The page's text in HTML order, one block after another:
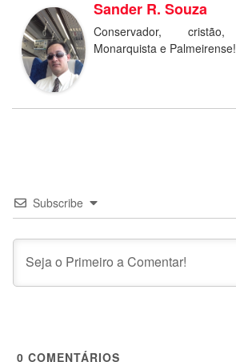
Sander R. Souza
Conservador, cristão,
Monarquista e Palmeirense!
Subscribe
0 COMENTÁRIOS